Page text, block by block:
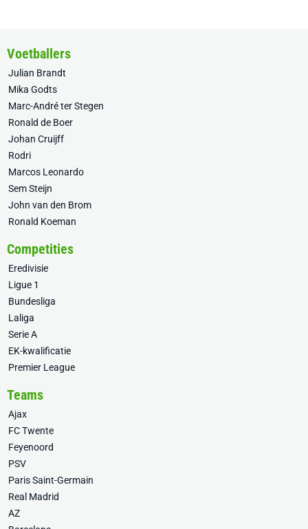
Voetballers
Julian Brandt
Mika Godts
Marc-André ter Stegen
Ronald de Boer
Johan Cruijff
Rodri
Marcos Leonardo
Sem Steijn
John van den Brom
Ronald Koeman
Competities
Eredivisie
Ligue 1
Bundesliga
Laliga
Serie A
EK-kwalificatie
Premier League
Teams
Ajax
FC Twente
Feyenoord
PSV
Paris Saint-Germain
Real Madrid
AZ